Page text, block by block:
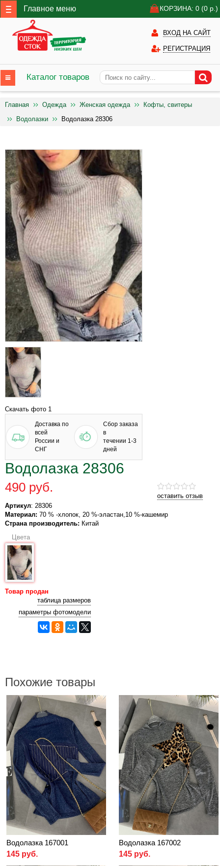
Главное меню КОРЗИНА: 0 (0 р.)
ВХОД НА САЙТ
РЕГИСТРАЦИЯ
Каталог товаров
Главная Одежда Женская одежда
Кофты, свитеры
Водолазки
Водолазка 28306
Скачать фото 1
Доставка по
всей
России и
СНГ
Сбор заказа
в
течении 1-3
дней
Водолазка 28306
оставить отзыв
490 руб.
Артикул: 28306
Материал: 70 % -хлопок, 20 %-эластан,10 %-кашемир
Страна производитель: Китай
Цвета
Товар продан
таблица размеров
параметры фотомодели
Похожие товары
Водолазка 167001
145 руб.
Водолазка 167002
145 руб.